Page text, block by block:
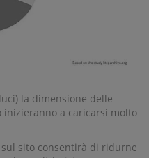
la dimensione delle
a caricarsi molto
sito consentirà di ridurne